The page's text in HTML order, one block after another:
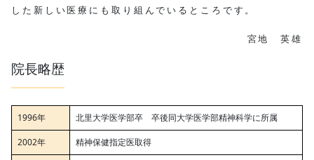
した新しい医療にも取り組んでいるところです。
宮地 英雄
院長略歴
1996年 北里大学医学部卒 卒後同大学医学部精神科学に所属
2002年 精神保健指定医取得